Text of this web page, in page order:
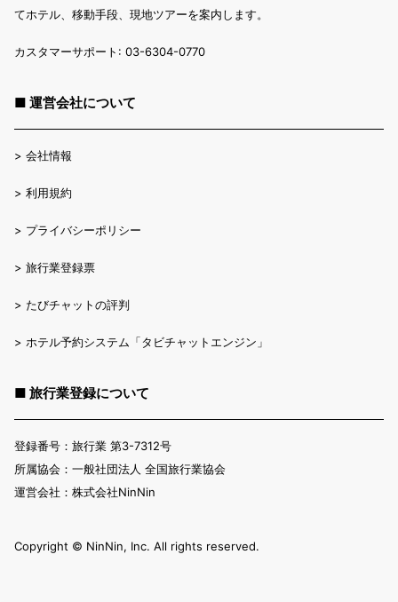
てホテル、移動手段、現地ツアーを案内します。
カスタマーサポート: 03-6304-0770
■ 運営会社について
> 会社情報
> 利用規約
> プライバシーポリシー
> 旅行業登録票
> たびチャットの評判
> ホテル予約システム「タビチャットエンジン」
■ 旅行業登録について
登録番号：旅行業 第3-7312号
所属協会：一般社団法人 全国旅行業協会
運営会社：株式会社NinNin
Copyright ©︎ NinNin, Inc. All rights reserved.